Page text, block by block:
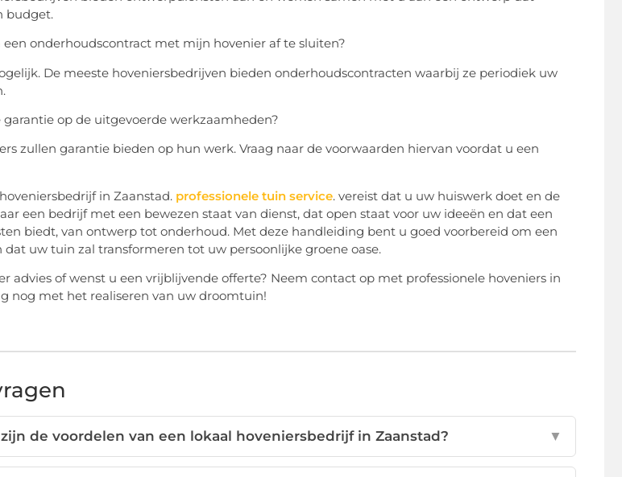
budget.
onderhoudscontract met mijn hovenier af te sluiten?
De meeste hoveniersbedrijven bieden onderhoudscontracten waarbij ze periodiek uw
op de uitgevoerde werkzaamheden?
zullen garantie bieden op hun werk. Vraag naar de voorwaarden hiervan voordat u een
in Zaanstad. professionele tuin service. vereist dat u uw huiswerk doet en de
een bedrijf met een bewezen staat van dienst, dat open staat voor uw ideeën en dat een
biedt, van ontwerp tot onderhoud. Met deze handleiding bent u goed voorbereid om een
dat uw tuin zal transformeren tot uw persoonlijke groene oase.
advies of wenst u een vrijblijvende offerte? Neem contact op met professionele hoveniers in
nog met het realiseren van uw droomtuin!
de voordelen van een lokaal hoveniersbedrijf in Zaanstad? ▼